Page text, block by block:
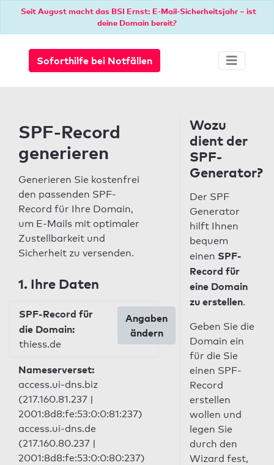
Seit August macht das BSI Ernst: E-Mail-Sicherheitsjahr – ist
deine Domain bereit?
Soforthilfe bei Notfällen
SPF-Record
generieren
Generieren Sie kostenfrei
den passenden SPF-
Record für Ihre Domain,
um E-Mails mit optimaler
Zustellbarkeit und
Sicherheit zu versenden.
1. Ihre Daten
SPF-Record für
die Domain:
thiess.de
Angaben
ändern
Nameserverset:
access.ui-dns.biz
(217.160.81.237 |
2001:8d8:fe:53:0:0:81:237)
access.ui-dns.de
(217.160.80.237 |
2001:8d8:fe:53:0:0:80:237)
Wozu
dient der
SPF-
Generator?
Der SPF
Generator
hilft Ihnen
bequem
einen SPF-
Record für
eine Domain
zu erstellen.
Geben Sie die
Domain ein
für die Sie
einen SPF-
Record
erstellen
wollen und
legen Sie
durch den
Wizard fest,